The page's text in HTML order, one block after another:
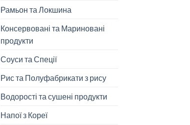
Рамьон та Локшина
Консервовані та Мариновані
продукти
Соуси та Спеції
Рис та Полуфабрикати з рису
Водорості та сушені продукти
Напої з Кореї